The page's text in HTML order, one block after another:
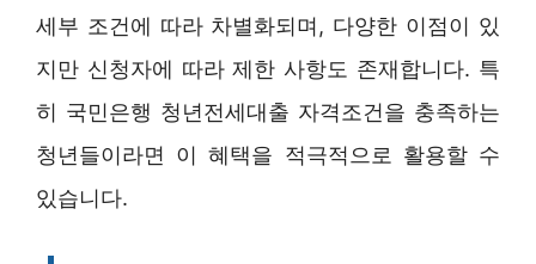
세부 조건에 따라 차별화되며, 다양한 이점이 있
지만 신청자에 따라 제한 사항도 존재합니다. 특
히 국민은행 청년전세대출 자격조건을 충족하는
청년들이라면 이 혜택을 적극적으로 활용할 수
있습니다.